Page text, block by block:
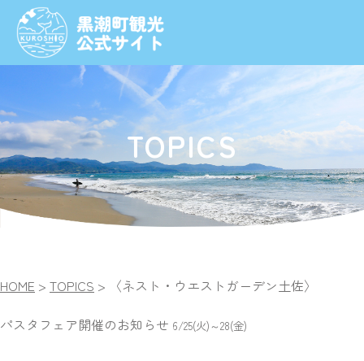
TOPICS
HOME > TOPICS >
〈ネスト・ウエストガーデン土佐〉
パスタフェア開催のお知らせ 6/25(火)～28(金)